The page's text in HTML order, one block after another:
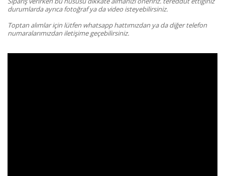
durumlarda ayrıca fotoğraf ya da video isteyebilirsiniz.
Toptan alımlar için lütfen whatsapp hattımızdan ya da diğer telefon
numaralarımızdan iletişime geçebilirsiniz.